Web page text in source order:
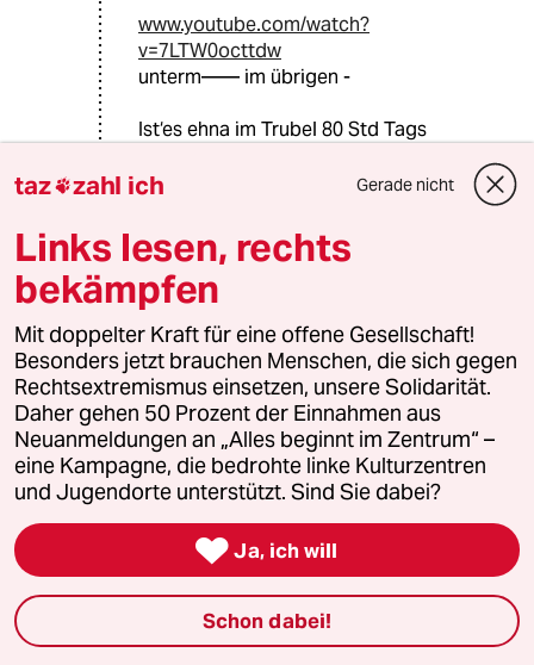
www.youtube.com/watch?
v=7LTW0octtdw
unterm—— im übrigen -
Ist‘es ehna im Trubel 80 Std Tags
umwerfenden Lippischen Schützen
& das Echo - ¿ na hier
m.youtube.com/watch?
v=PI0P4KbyHxY
Wiglaf Droste - Grönemeyer kann
nicht tanzen
Sven Günther
17.01.2021, 03:35 Uhr
@Lowandorder:
Ganz locker alter Mann, hoher
Blutdruck ist schlecht für die
Lebenserwartung.
taz zahl ich Gerade nicht
Links lesen, rechts
bekämpfen
Mit doppelter Kraft für eine offene Gesellschaft!
Besonders jetzt brauchen Menschen, die sich gegen
Rechtsextremismus einsetzen, unsere Solidarität.
Daher gehen 50 Prozent der Einnahmen aus
Neuanmeldungen an „Alles beginnt im Zentrum“ –
eine Kampagne, die bedrohte linke Kulturzentren
und Jugendorte unterstützt. Sind Sie dabei?
 Ja, ich will
Schon dabei!